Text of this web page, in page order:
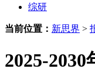
综研
当前位置： 新思界 >
2025-